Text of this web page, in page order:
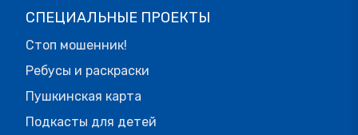
СПЕЦИАЛЬНЫЕ ПРОЕКТЫ
Стоп мошенник!
Ребусы и раскраски
Пушкинская карта
Подкасты для детей